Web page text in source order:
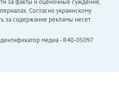
Согласно украинскому
за содержание рекламы несет
медиа - R40-05097